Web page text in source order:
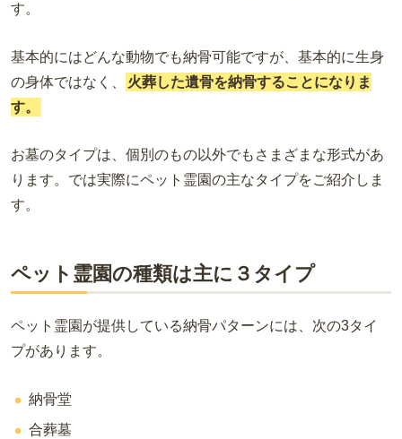
す。
基本的にはどんな動物でも納骨可能ですが、基本的に生身
の身体ではなく、
火葬した遺骨を納骨することになりま
す。
お墓のタイプは、個別のもの以外でもさまざまな形式があ
ります。では実際にペット霊園の主なタイプをご紹介しま
す。
ペット霊園の種類は主に３タイプ
ペット霊園が提供している納骨パターンには、次の3タイ
プがあります。
納骨堂
合葬墓